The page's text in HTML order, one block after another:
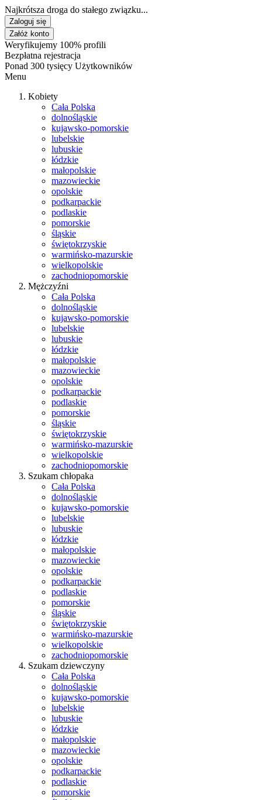
Najkrótsza droga do stałego związku...
Zaloguj się
Załóż konto
Weryfikujemy 100% profili
Bezpłatna rejestracja
Ponad 300 tysięcy Użytkowników
Menu
Kobiety
Cała Polska
dolnośląskie
kujawsko-pomorskie
lubelskie
lubuskie
łódzkie
małopolskie
mazowieckie
opolskie
podkarpackie
podlaskie
pomorskie
śląskie
świętokrzyskie
warmińsko-mazurskie
wielkopolskie
zachodniopomorskie
Mężczyźni
Cała Polska
dolnośląskie
kujawsko-pomorskie
lubelskie
lubuskie
łódzkie
małopolskie
mazowieckie
opolskie
podkarpackie
podlaskie
pomorskie
śląskie
świętokrzyskie
warmińsko-mazurskie
wielkopolskie
zachodniopomorskie
Szukam chłopaka
Cała Polska
dolnośląskie
kujawsko-pomorskie
lubelskie
lubuskie
łódzkie
małopolskie
mazowieckie
opolskie
podkarpackie
podlaskie
pomorskie
śląskie
świętokrzyskie
warmińsko-mazurskie
wielkopolskie
zachodniopomorskie
Szukam dziewczyny
Cała Polska
dolnośląskie
kujawsko-pomorskie
lubelskie
lubuskie
łódzkie
małopolskie
mazowieckie
opolskie
podkarpackie
podlaskie
pomorskie